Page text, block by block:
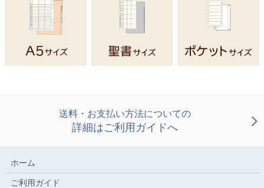
送料・お支払い方法についての
詳細はご利用ガイドへ
ホーム
ご利用ガイド